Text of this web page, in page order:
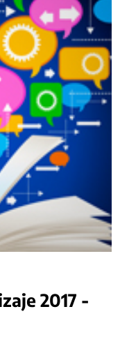
2017 -